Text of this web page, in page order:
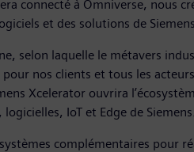
connecté à Omniverse,
et des solutions de
selon laquelle le métavers
nos clients et tous les
Xcelerator ouvrira
IoT et Edge de
complémentaires pour